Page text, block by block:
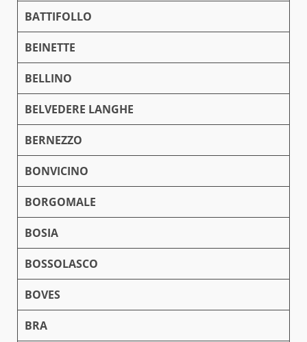
BATTIFOLLO
BEINETTE
BELLINO
BELVEDERE LANGHE
BERNEZZO
BONVICINO
BORGOMALE
BOSIA
BOSSOLASCO
BOVES
BRA